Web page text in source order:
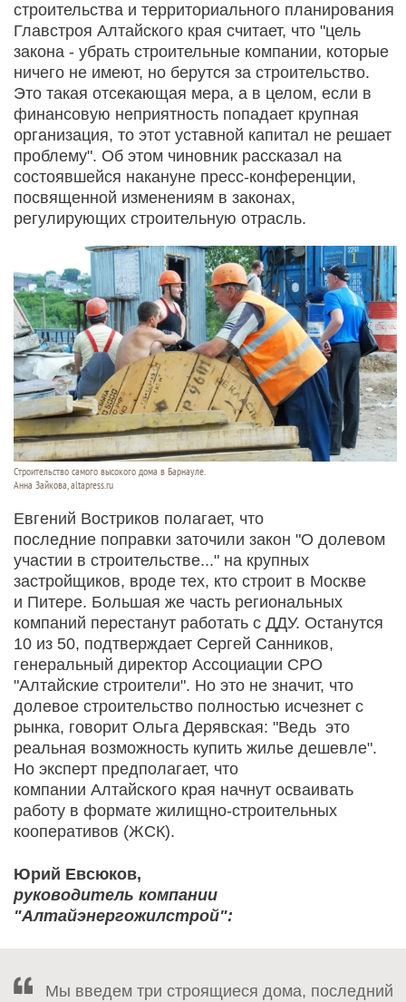
строительства и территориального планирования
Главстроя Алтайского края считает, что "цель
закона - убрать строительные компании, которые
ничего не имеют, но берутся за строительство.
Это такая отсекающая мера, а в целом, если в
финансовую неприятность попадает крупная
организация, то этот уставной капитал не решает
проблему". Об этом чиновник рассказал на
состоявшейся накануне пресс-конференции,
посвященной изменениям в законах,
регулирующих строительную отрасль.
Строительство самого высокого дома в Барнауле.
Анна Зайкова, altapress.ru
Евгений Востриков полагает, что
последние поправки заточили закон "О долевом
участии в строительстве..." на крупных
застройщиков, вроде тех, кто строит в Москве
и Питере. Большая же часть региональных
компаний перестанут работать с ДДУ. Останутся
10 из 50, подтверждает Сергей Санников,
генеральный директор Ассоциации СРО
"Алтайские строители". Но это не значит, что
долевое строительство полностью исчезнет с
рынка, говорит Ольга Дерявская: "Ведь это
реальная возможность купить жилье дешевле".
Но эксперт предполагает, что
компании Алтайского края начнут осваивать
работу в формате жилищно-строительных
кооперативов (ЖСК).
Юрий Евсюков,
руководитель компании
"Алтайэнергожилстрой":
Мы введем три строящиеся дома, последний